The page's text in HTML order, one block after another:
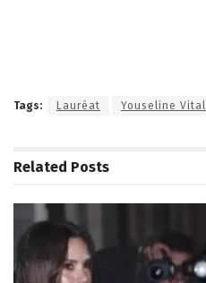
Tags: Lauréat Youseline Vital
Related Posts